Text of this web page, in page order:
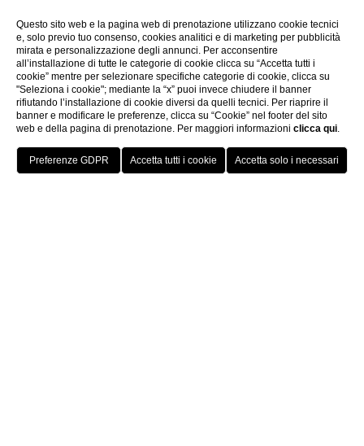
Questo sito web e la pagina web di prenotazione utilizzano cookie tecnici
e, solo previo tuo consenso, cookies analitici e di marketing per pubblicità
mirata e personalizzazione degli annunci. Per acconsentire
all’installazione di tutte le categorie di cookie clicca su “Accetta tutti i
cookie” mentre per selezionare specifiche categorie di cookie, clicca su
"Seleziona i cookie"; mediante la “x” puoi invece chiudere il banner
rifiutando l’installazione di cookie diversi da quelli tecnici. Per riaprire il
banner e modificare le preferenze, clicca su “Cookie” nel footer del sito
web e della pagina di prenotazione. Per maggiori informazioni clicca qui.